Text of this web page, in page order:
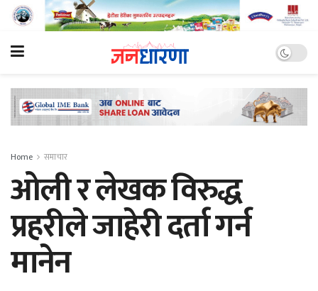
Home समाचार
ओली र लेखक विरुद्ध
प्रहरीले जाहेरी दर्ता गर्न
मानेन